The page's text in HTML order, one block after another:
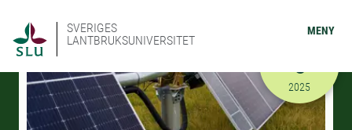
SVERIGES
LANTBRUKSUNIVERSITET
MENY
2025-11-
5
2025